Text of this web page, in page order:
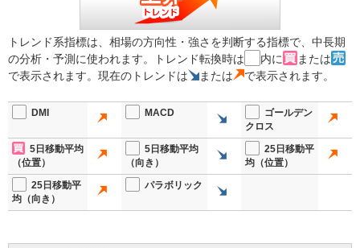
トレンド系指標は、相場の方向性・強さを判断する指標で、中長期
の分析・予測に使われます。トレンド転換時は
内に
または
で表示されます。現在のトレンドは
または で表示されます。
DMI MACD
ゴールデン
クロス
5日移動平均
（位置）
5日移動平均
（向き）
25日移動平
均（位置）
25日移動平
均（向き）
パラボリック